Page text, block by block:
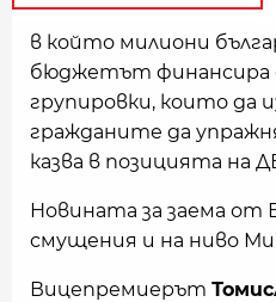
в който милиони
бюджетът финансира
групировки, които да
гражданите да
казва в позицията на
Новината за заема от
смущения и на ниво
Вицепремиерът